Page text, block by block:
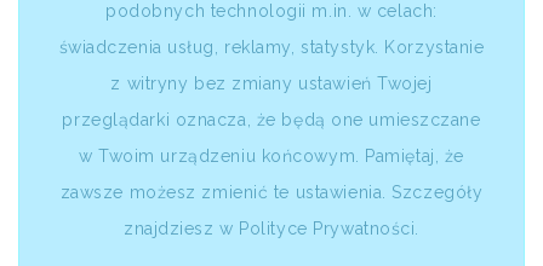
podobnych technologii m.in. w celach:
świadczenia usług, reklamy, statystyk. Korzystanie
z witryny bez zmiany ustawień Twojej
przeglądarki oznacza, że będą one umieszczane
w Twoim urządzeniu końcowym. Pamiętaj, że
zawsze możesz zmienić te ustawienia. Szczegóły
znajdziesz w Polityce Prywatności.